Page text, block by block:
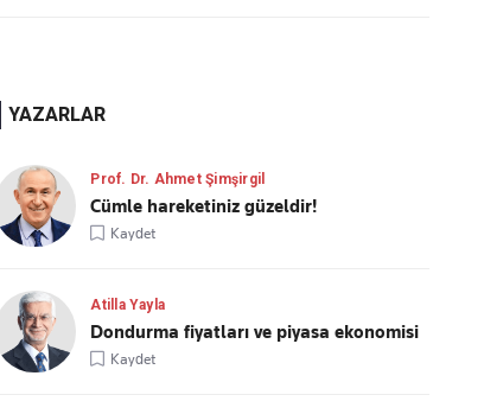
YAZARLAR
Prof. Dr. Ahmet Şimşirgil
Cümle hareketiniz güzeldir!
Kaydet
Atilla Yayla
Dondurma fiyatları ve piyasa ekonomisi
Kaydet